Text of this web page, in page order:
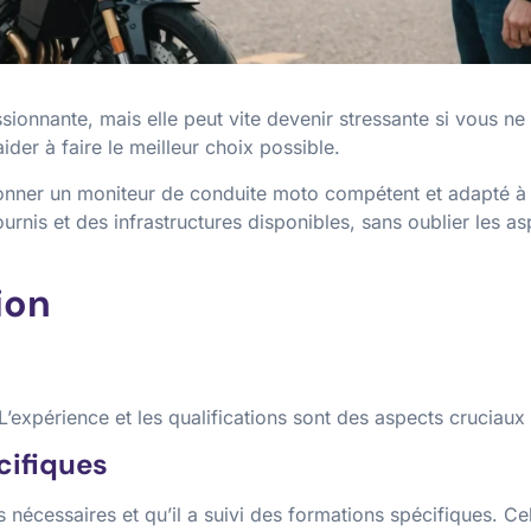
mais elle peut vite devenir stressante si vous
à faire le meilleur choix possible.
un moniteur de conduite moto compétent et adapté
et des infrastructures disponibles, sans oublier les
et les qualifications sont des aspects
et qu’il a suivi des formations spécifiques.